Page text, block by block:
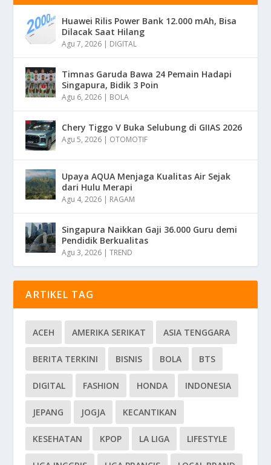
Huawei Rilis Power Bank 12.000 mAh, Bisa
Dilacak Saat Hilang
Agu 7, 2026 | DIGITAL
Timnas Garuda Bawa 24 Pemain Hadapi
Singapura, Bidik 3 Poin
Agu 6, 2026 | BOLA
Chery Tiggo V Buka Selubung di GIIAS 2026
Agu 5, 2026 | OTOMOTIF
Upaya AQUA Menjaga Kualitas Air Sejak
dari Hulu Merapi
Agu 4, 2026 | RAGAM
Singapura Naikkan Gaji 36.000 Guru demi
Pendidik Berkualitas
Agu 3, 2026 |TREND
ARTIKEL TAG
ACEH AMERIKA SERIKAT ASIA TENGGARA
BERITA TERKINI BISNIS BOLA BTS
DIGITAL FASHION HONDA INDONESIA
JEPANG JOGJA KECANTIKAN
KESEHATAN KPOP LA LIGA LIFESTYLE